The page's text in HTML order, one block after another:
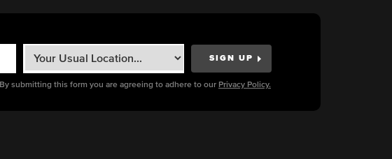
By submitting this form you are agreeing to adhere to our Privacy Policy.